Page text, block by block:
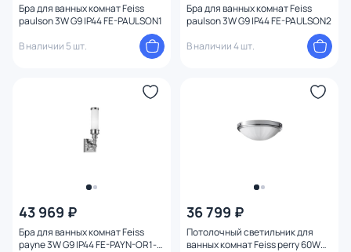
Бра для ванных комнат Feiss
paulson 3W G9 IP44 FE-PAULSON1
В наличии 5 шт.
Бра для ванных комнат Feiss
paulson 3W G9 IP44 FE-PAULSON2
В наличии 4 шт.
43 969 ₽
Бра для ванных комнат Feiss
payne 3W G9 IP44 FE-PAYN-OR1-
36 799 ₽
Потолочный светильник для
ванных комнат Feiss perry 60W